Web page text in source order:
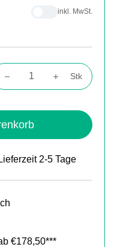
inkl. MwSt.
gewünschten
Stk
2-5 Tage
€178,50***